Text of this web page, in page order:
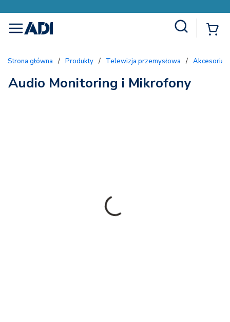
menu
Strona główna / Produkty / Telewizja przemysłowa / Akcesoria
Audio Monitoring i Mikrofony